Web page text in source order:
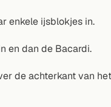
enkele ijsblokjes in.
en dan de Bacardi.
de achterkant van